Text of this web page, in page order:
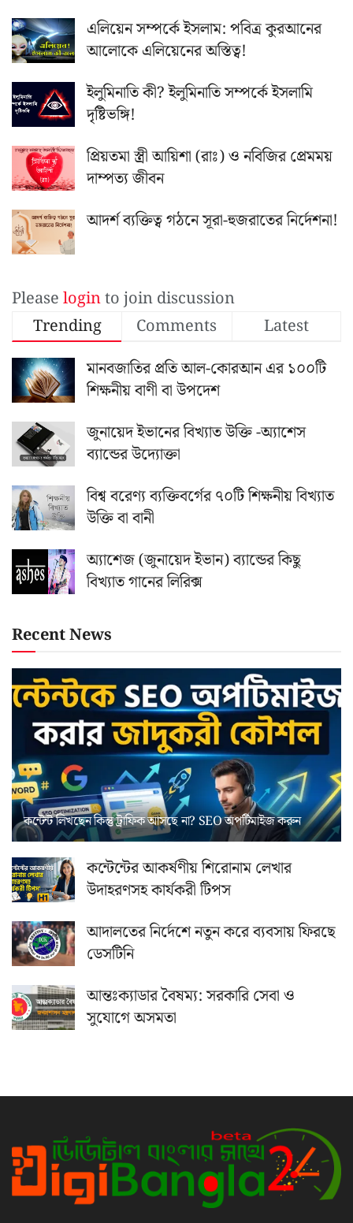
এলিয়েন সম্পর্কে ইসলাম: পবিত্র কুরআনের
আলোকে এলিয়েনের অস্তিত্ব!
ইলুমিনাতি কী? ইলুমিনাতি সম্পর্কে ইসলামি
দৃষ্টিভঙ্গি!
প্রিয়তমা স্ত্রী আয়িশা (রাঃ) ও নবিজির প্রেমময়
দাম্পত্য জীবন
আদর্শ ব্যক্তিত্ব গঠনে সূরা-হুজরাতের নির্দেশনা!
Pleaseloginto join discussion
Trending
Comments
Latest
মানবজাতির প্রতি আল-কোরআন এর ১০০টি
শিক্ষনীয় বাণী বা উপদেশ
জুনায়েদ ইভানের বিখ্যাত উক্তি -অ্যাশেস
ব্যান্ডের উদ্যোক্তা
বিশ্ব বরেণ্য ব্যক্তিবর্গের ৭০টি শিক্ষনীয় বিখ্যাত
উক্তি বা বানী
অ্যাশেজ (জুনায়েদ ইভান) ব্যান্ডের কিছু
বিখ্যাত গানের লিরিক্স
Recent News
কন্টেন্ট লিখছেন কিন্তু ট্রাফিক আসছে না? ‍SEO অপটিমাইজ করুন
কন্টেন্টের আকর্ষণীয় শিরোনাম লেখার
উদাহরণসহ কার্যকরী টিপস
আদালতের নির্দেশে নতুন করে ব্যবসায় ফিরছে
ডেসটিনি
আন্তঃক্যাডার বৈষম্য: সরকারি সেবা ও
সুযোগে অসমতা